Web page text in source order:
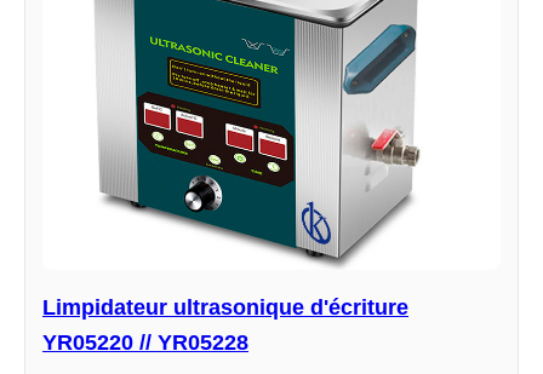
Limpidateur ultrasonique d'écriture
YR05220 // YR05228